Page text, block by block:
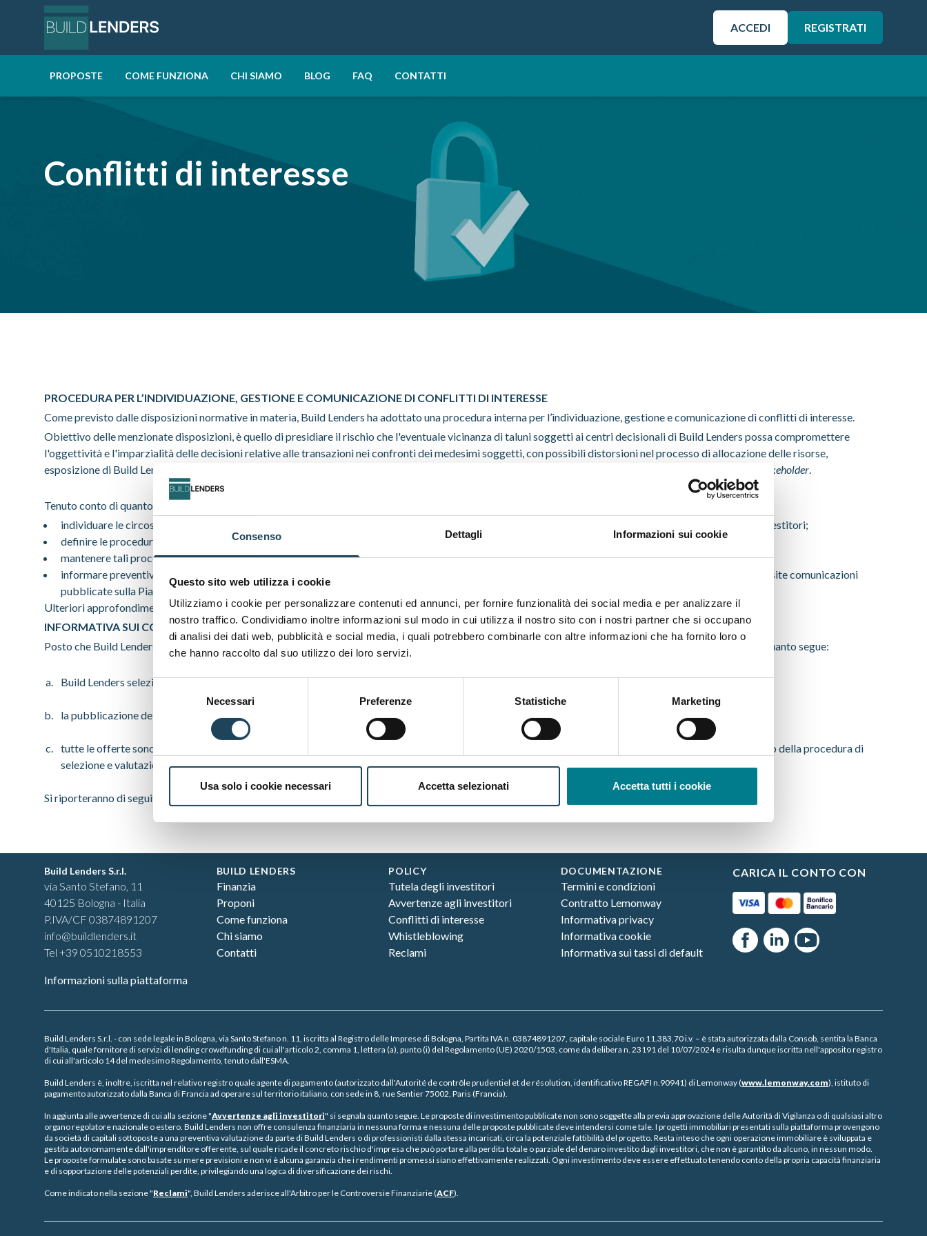
Consenso Dettagli Informazioni sui cookie
Questo sito web utilizza i cookie
Utilizziamo i cookie per personalizzare contenuti ed annunci, per fornire funzionalità dei social media e per analizzare il
nostro traffico. Condividiamo inoltre informazioni sul modo in cui utilizza il nostro sito con i nostri partner che si occupano
di analisi dei dati web, pubblicità e social media, i quali potrebbero combinarle con altre informazioni che ha fornito loro o
che hanno raccolto dal suo utilizzo dei loro servizi.
Selezione
Necessari Preferenze Statistiche Marketing
Usa solo i cookie necessari Accetta selezionati Accetta tutti i cookie
ACCEDI REGISTRATI
PROPOSTE COME FUNZIONA CHI SIAMO BLOG FAQ CONTATTI
CONTATTI
Conflitti di interesse
PROCEDURA PER L’INDIVIDUAZIONE, GESTIONE E COMUNICAZIONE DI CONFLITTI DI INTERESSE
Come previsto dalle disposizioni normative in materia, Build Lenders ha adottato una procedura interna per l’individuazione, gestione e comunicazione di conflitti di interesse.
Obiettivo delle menzionate disposizioni, è quello di presidiare il rischio che l'eventuale vicinanza di taluni soggetti ai centri decisionali di Build Lenders possa compromettere
l'oggettività e l'imparzialità delle decisioni relative alle transazioni nei confronti dei medesimi soggetti, con possibili distorsioni nel processo di allocazione delle risorse,
esposizione di Build Lenders e della propria clientela a rischi non adeguatamente misurati o presidiati, nonché generazione di potenziali danni per tutti gli
stakeholder.
Tenuto conto di quanto precede, la procedura si prefigge, in particolare, di:
individuare le circostanze che generano, o potrebbero generare, conflitti di interesse potenzialmente in grado di ledere gravemente gli interessi degli investitori;
definire le procedure da seguire e le misure da adottare per prevenire o gestire tali conflitti;
mantenere tali procedure e misure in condizioni utili a poter prevenire il danno effettivo agli interessi degli investitori;
informare preventivamente i potenziali investitori, qualora sussista un conflitto di interesse che possa ledere gravemente i loro interessi attraverso apposite comunicazioni
pubblicate sulla Piattaforma e attraverso sistemi di posta elettronica.
Ulteriori approfondimenti sulla policy relativa ai conflitti d’interesse sono disponibili a questo link.
INFORMATIVA SUI CONFLITTI DI INTERESSE
Posto che Build Lenders è tenuta a informare gli utenti sulla natura generale e le fonti dei conflitti di interesse e le misure adottate per attenuarli, si segnala quanto segue:
Build Lenders seleziona i candidati offerenti, anche al fine di garantire che i titolari dei progetti dispongano di conoscenze ed esperienza adeguate;
la pubblicazione dell’offerta sulla Piattaforma è subordinata al superamento del processo di selezione e valutazione posto in essere da Build Lenders;
tutte le offerte sono pubblicate senza discriminazioni, a condizioni di mercato equivalenti o standard rispetto ad operazioni simili, previo completamento della procedura di
selezione e valutazione dei progetti.
Si riporteranno di seguito le ulteriori informative sui conflitti di interesse riscontrati e gestiti con riferimento a ciascuna offerta pubblicata sulla piattaforma.
FooterBuild Lenders S.r.l.
via Santo Stefano, 11
40125 Bologna - Italia
P.IVA/CF 03874891207
info@buildlenders.it
Tel +39 0510218553
Informazioni sulla piattaforma
BUILD LENDERS
Finanzia
Proponi
Come funziona
Chi siamo
Contatti
POLICY
Tutela degli investitori
Avvertenze agli investitori
Conflitti di interesse
Whistleblowing
Reclami
DOCUMENTAZIONE
Termini e condizioni
Contratto Lemonway
Informativa privacy
Informativa cookie
Informativa sui tassi di default
CARICA IL CONTO CON
FacebookLinkedinYoutube
Build Lenders S.r.l. - con sede legale in Bologna, via Santo Stefano n. 11, iscritta al Registro delle Imprese di Bologna, Partita IVA n. 03874891207, capitale sociale Euro 11.383,70 i.v. – è stata autorizzata dalla Consob, sentita la Banca
d'Italia, quale fornitore di servizi di lending crowdfunding di cui all'articolo 2, comma 1, lettera (a), punto (i) del Regolamento (UE) 2020/1503, come da delibera n. 23191 del 10/07/2024 e risulta dunque iscritta nell'appositoregistro
di cui all'articolo 14 del medesimo Regolamento, tenuto dall'ESMA.
Build Lenders è, inoltre, iscritta nel relativo registro quale agente di pagamento (autorizzato dall'Autorité de contrôle prudentiel et de résolution, identificativo REGAFI n.90941) di Lemonway (www.lemonway.com), istituto di
pagamento autorizzato dalla Banca di Francia ad operare sul territorio italiano, con sede in 8, rue Sentier 75002, Paris (Francia).
In aggiunta alle avvertenze di cui alla sezione "Avvertenze agli investitori" si segnala quanto segue. Le proposte di investimento pubblicate non sono soggette alla previa approvazione delle Autorità di Vigilanza o di qualsiasi altro
organo regolatore nazionale o estero. Build Lenders non offre consulenza finanziaria in nessuna forma e nessuna delle proposte pubblicate deve intendersi come tale. I progetti immobiliari presentati sulla piattaforma provengono
da società di capitali sottoposte a una preventiva valutazione da parte di Build Lenders o di professionisti dalla stessa incaricati, circa la potenziale fattibilità del progetto. Resta inteso che ogni operazione immobiliare è sviluppata e
gestita autonomamente dall'imprenditore offerente, sul quale ricade il concreto rischio d'impresa che può portare alla perdita totale o parziale del denaro investito dagli investitori, che non è garantito da alcuno, in nessun modo.
Le proposte formulate sono basate su mere previsioni e non vi è alcuna garanzia che i rendimenti promessi siano effettivamente realizzati. Ogni investimento deve essere effettuato tenendo conto della propria capacità finanziaria
e di sopportazione delle potenziali perdite, privilegiando una logica di diversificazione dei rischi.
Come indicato nella sezione "Reclami", Build Lenders aderisce all'Arbitro per le Controversie Finanziarie (ACF).